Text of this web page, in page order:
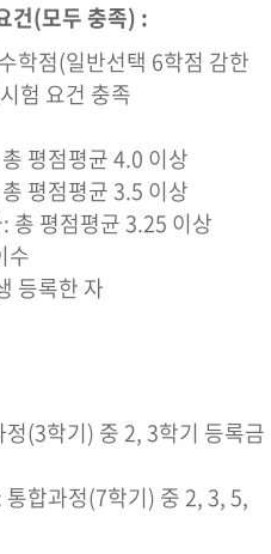
건(모두 충족) :
학점(일반선택 6학점 감한
험 요건 충족
평점평균 4.0 이상
평점평균 3.5 이상
총 평점평균 3.25 이상
수
등록한 자
(3학기) 중 2, 3학기 등록금
합과정(7학기) 중 2, 3, 5,